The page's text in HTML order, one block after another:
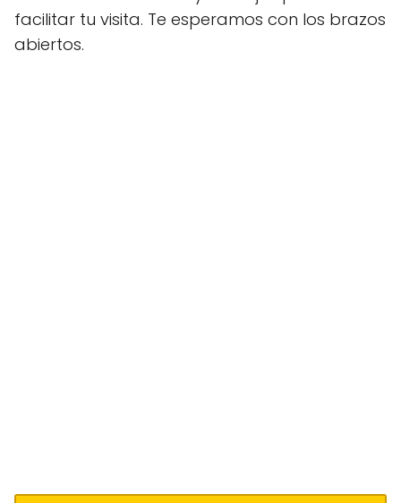
facilitar tu visita. Te esperamos con los brazos
abiertos.